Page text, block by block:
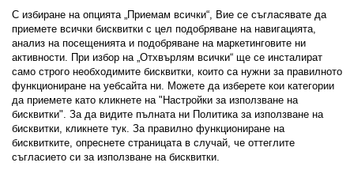
Последвайте ни:
FacebookTwitterYoutubePinterestInstagram
Политика за използване на бисквитки (Cookies)
С избиране на опцията „Приемам всички“, Вие се съгласявате да
приемете всички бисквитки с цел подобряване на навигацията,
анализ на посещенията и подобряване на маркетинговите ни
активности. При избор на „Отхвърлям всички“ ще се инсталират
само строго необходимитe бисквитки, които са нужни за правилното
функциониране на уебсайта ни. Можете да изберете кои категории
да приемете като кликнете на "Настройки за използване на
бисквитки". За да видите пълната ни Политика за използване на
бисквитки, кликнете тук. За правилно функциониране на
бисквитките, опреснете страницата в случай, че оттеглите
съгласието си за използване на бисквитки.